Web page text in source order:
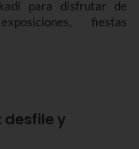
para disfrutar de
fiestas
desfile y